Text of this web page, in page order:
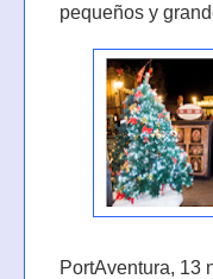
pequeños y
PortAventura, 13